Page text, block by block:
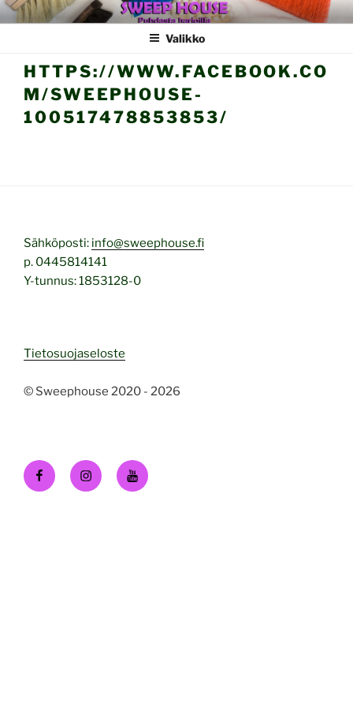
Siirry
sisältöönSWEEPHOUSE
Valikko
HTTPS://WWW.FACEBOOK.CO
M/SWEEPHOUSE-
100517478853853/
Sähköposti: info@sweephouse.fi
p. 0445814141
Y-tunnus: 1853128-0
Tietosuojaseloste
© Sweephouse 2020 - 2026
FacebookInstagramYoutube